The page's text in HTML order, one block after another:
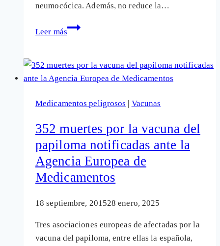
neumocócica. Además, no reduce la…
Leer más
La
de
la
Prevenar
concluye
que
su
es
muy
Medicamentos peligrosos | Vacunas
352 muertes por la vacuna del
papiloma notificadas ante la
Agencia Europea de
Medicamentos
18 septiembre, 201528 enero, 2025
Tres asociaciones europeas de afectadas por la
vacuna del papiloma, entre ellas la española,